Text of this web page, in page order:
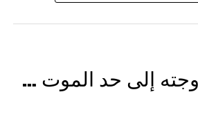
إلى حد الموت …